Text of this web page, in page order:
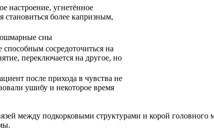
настроение, угнетённое
становиться более капризным,
сны
способным сосредоточиться на
переключается на другое, но
после прихода в чувства не
ушибу и некоторое время
между подкорковыми структурами и корой